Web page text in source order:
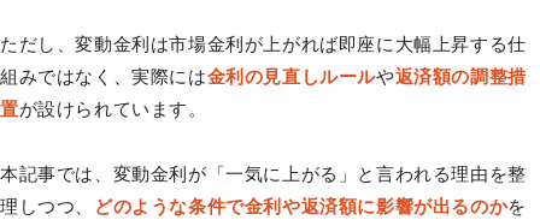
ただし、変動金利は市場金利が上がれば即座に大幅上昇する仕
組みではなく、実際には金利の見直しルールや返済額の調整措
置が設けられています。
本記事では、変動金利が「一気に上がる」と言われる理由を整
理しつつ、
どのような条件で金利や返済額に影響が出るのかを